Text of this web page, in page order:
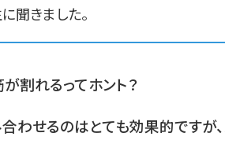
聞きました。
割れるってホント？
合わせるのはとても効果的ですが